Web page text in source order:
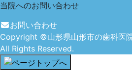
当院へのお問い合わせ
お問い合わせ
Copyright ©山形県山形市の歯科医
All Rights Reserved.